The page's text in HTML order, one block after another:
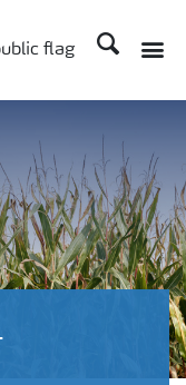
Hledat